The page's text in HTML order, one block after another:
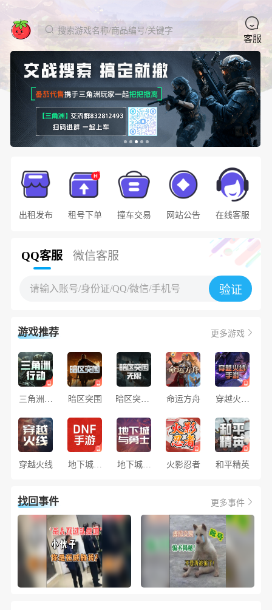
搜索游戏名称/商品编号/关键字
客服
出租发布 租号下单 撞车交易 网站公告 在线客服
QQ客服 微信客服
请输入账号/身份证/QQ/微信/手机号 验证
游戏推荐 更多游戏
三角洲行
暗区突围
暗区突围·
命运方舟
穿越火线
穿越火线
地下城与
地下城与
火影忍者 和平精英
找回事件 更多事件